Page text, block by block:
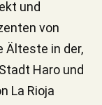
und
von
Älteste in der,
Haro und
La Rioja